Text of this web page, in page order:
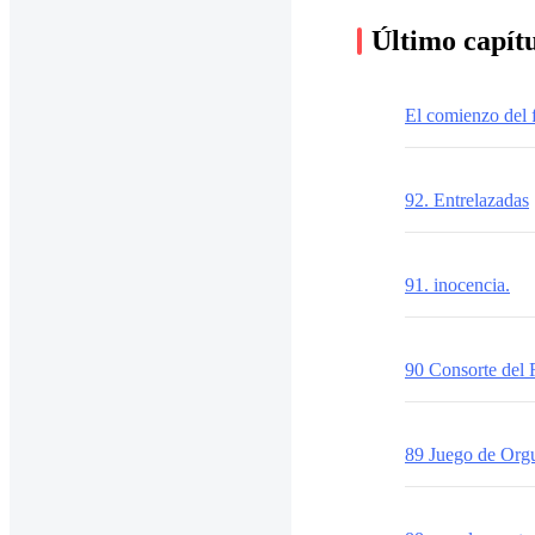
Último
El comienzo del
92. Entrelazadas
91. inocencia.
90 Consorte del
89 Juego de